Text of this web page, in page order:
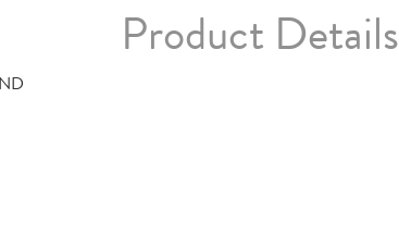
Product Details